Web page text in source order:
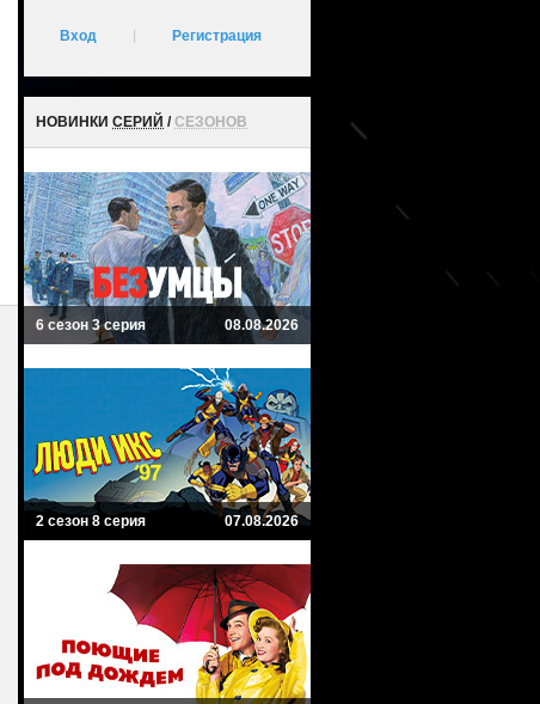
Вход Регистрация
НОВИНКИ СЕРИЙ /СЕЗОНОВ
6 сезон 3 серия 08.08.2026
2 сезон 8 серия 07.08.2026